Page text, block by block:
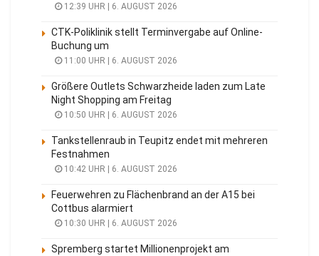
12:39 UHR | 6. AUGUST 2026
CTK-Poliklinik stellt Terminvergabe auf Online-
Buchung um
11:00 UHR | 6. AUGUST 2026
Größere Outlets Schwarzheide laden zum Late
Night Shopping am Freitag
10:50 UHR | 6. AUGUST 2026
Tankstellenraub in Teupitz endet mit mehreren
Festnahmen
10:42 UHR | 6. AUGUST 2026
Feuerwehren zu Flächenbrand an der A15 bei
Cottbus alarmiert
10:30 UHR | 6. AUGUST 2026
Spremberg startet Millionenprojekt am